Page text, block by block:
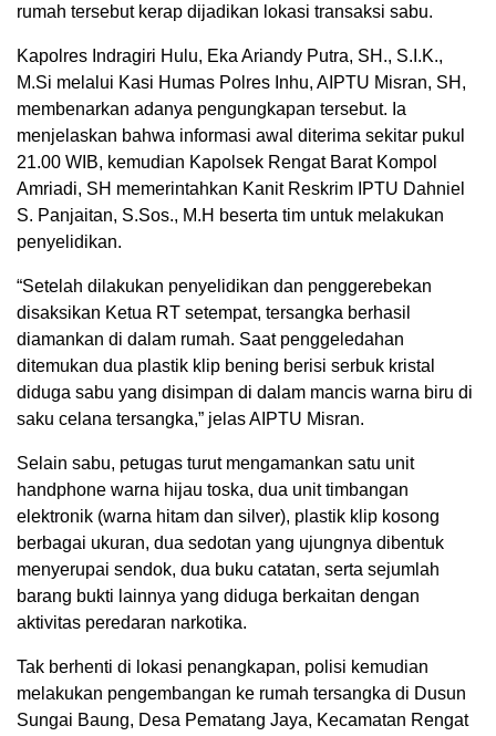
rumah tersebut kerap dijadikan lokasi transaksi sabu.
Kapolres Indragiri Hulu, Eka Ariandy Putra, SH., S.I.K.,
M.Si melalui Kasi Humas Polres Inhu, AIPTU Misran, SH,
membenarkan adanya pengungkapan tersebut. Ia
menjelaskan bahwa informasi awal diterima sekitar pukul
21.00 WIB, kemudian Kapolsek Rengat Barat Kompol
Amriadi, SH memerintahkan Kanit Reskrim IPTU Dahniel
S. Panjaitan, S.Sos., M.H beserta tim untuk melakukan
penyelidikan.
“Setelah dilakukan penyelidikan dan penggerebekan
disaksikan Ketua RT setempat, tersangka berhasil
diamankan di dalam rumah. Saat penggeledahan
ditemukan dua plastik klip bening berisi serbuk kristal
diduga sabu yang disimpan di dalam mancis warna biru di
saku celana tersangka,” jelas AIPTU Misran.
Selain sabu, petugas turut mengamankan satu unit
handphone warna hijau toska, dua unit timbangan
elektronik (warna hitam dan silver), plastik klip kosong
berbagai ukuran, dua sedotan yang ujungnya dibentuk
menyerupai sendok, dua buku catatan, serta sejumlah
barang bukti lainnya yang diduga berkaitan dengan
aktivitas peredaran narkotika.
Tak berhenti di lokasi penangkapan, polisi kemudian
melakukan pengembangan ke rumah tersangka di Dusun
Sungai Baung, Desa Pematang Jaya, Kecamatan Rengat